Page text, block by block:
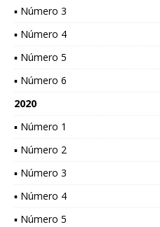
▪ Número 3
▪ Número 4
▪ Número 5
▪ Número 6
2020
▪ Número 1
▪ Número 2
▪ Número 3
▪ Número 4
▪ Número 5